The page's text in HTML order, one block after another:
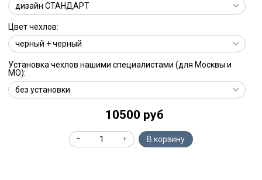
Цвет чехлов:
Установка чехлов нашими специалистами (для Москвы и
МО):
10500 руб
В корзину